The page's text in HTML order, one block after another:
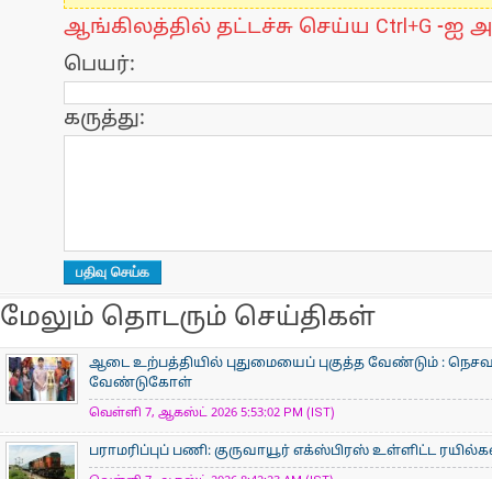
ஆங்கிலத்தில் தட்டச்சு செய்ய Ctrl+G -ஐ
பெயர்:
கருத்து:
மேலும் தொடரும் செய்திகள்
ஆடை உற்பத்தியில் புதுமையைப் புகுத்த வேண்டும் :
வேண்டுகோள்
வெள்ளி 7, ஆகஸ்ட் 2026 5:53:02 PM (IST)
பராமரிப்புப் பணி: குருவாயூர் எக்ஸ்பிரஸ் உள்ளிட்ட